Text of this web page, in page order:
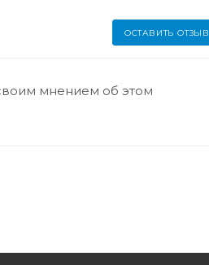
ОСТАВИТЬ ОТЗЫВ
мнением об этом